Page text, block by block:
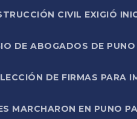
CIVIL EXIGIÓ
DE ABOGADOS DE
DE FIRMAS PARA
MARCHARON EN PUNO